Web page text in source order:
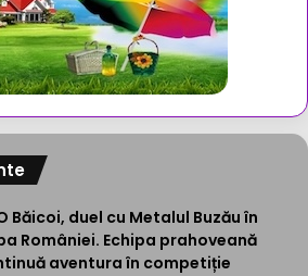
Băicoi, duel cu Metalul Buzău în
României. Echipa prahoveană
aventura în competiție